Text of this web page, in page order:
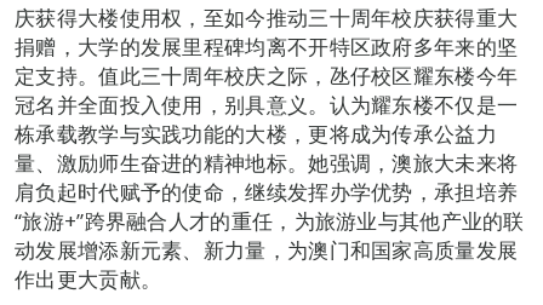
庆获得大楼使用权，至如今推动三十周年校庆获得重大
捐赠，大学的发展里程碑均离不开特区政府多年来的坚
定支持。值此三十周年校庆之际，氹仔校区耀东楼今年
冠名并全面投入使用，别具意义。认为耀东楼不仅是一
栋承载教学与实践功能的大楼，更将成为传承公益力
量、激励师生奋进的精神地标。她强调，澳旅大未来将
肩负起时代赋予的使命，继续发挥办学优势，承担培养
“旅游+”跨界融合人才的重任，为旅游业与其他产业的联
动发展增添新元素、新力量，为澳门和国家高质量发展
作出更大贡献。